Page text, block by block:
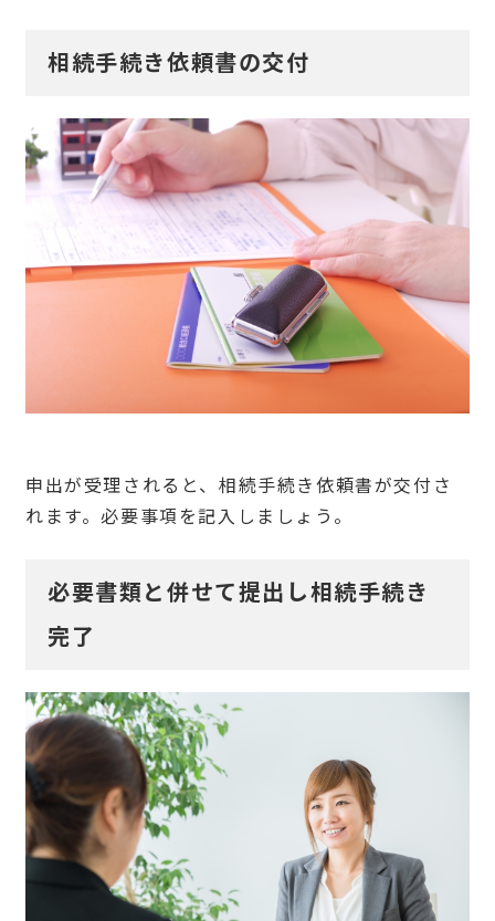
相続手続き依頼書の交付
申出が受理されると、相続手続き依頼書が交付さ
れます。必要事項を記入しましょう。
必要書類と併せて提出し相続手続き
完了